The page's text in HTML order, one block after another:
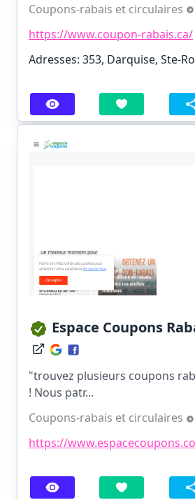
Coupons-rabais et circulaires
https://www.coupon-rabais.ca/
Adresses: 353, Darquise, Ste-
Espace Coupons
"trouvez plusieurs coupons
! Nous patr...
Coupons-rabais et circulaires
https://